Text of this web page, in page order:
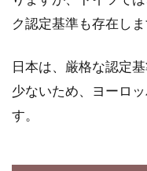
機的
リカ
ク認定基準も存在しま
日本は、厳格な認定
少ないため、ヨーロ
す。